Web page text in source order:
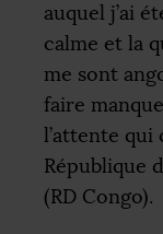
auquel j’ai
calme et la
me sont
faire
l’attente qui
République
(RD Congo).